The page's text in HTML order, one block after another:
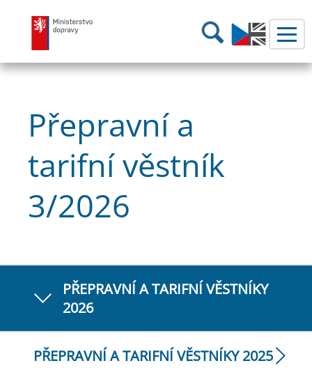
Ministerstvo dopravy Hledání
Přepravní a
tarifní věstník
3/2026
PŘEPRAVNÍ A TARIFNÍ VĚSTNÍKY
2026
PŘEPRAVNÍ A TARIFNÍ VĚSTNÍKY 2025